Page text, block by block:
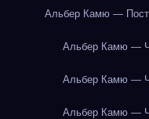
Альбер Камю —
Альбер Камю —
Альбер Камю —
Альбер Камю —